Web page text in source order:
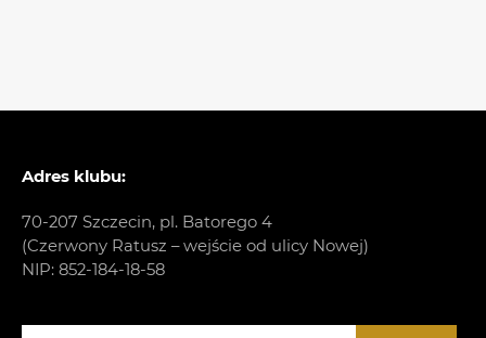
Adres klubu:
70-207 Szczecin, pl. Batorego 4
(Czerwony Ratusz – wejście od ulicy Nowej)
NIP: 852-184-18-58